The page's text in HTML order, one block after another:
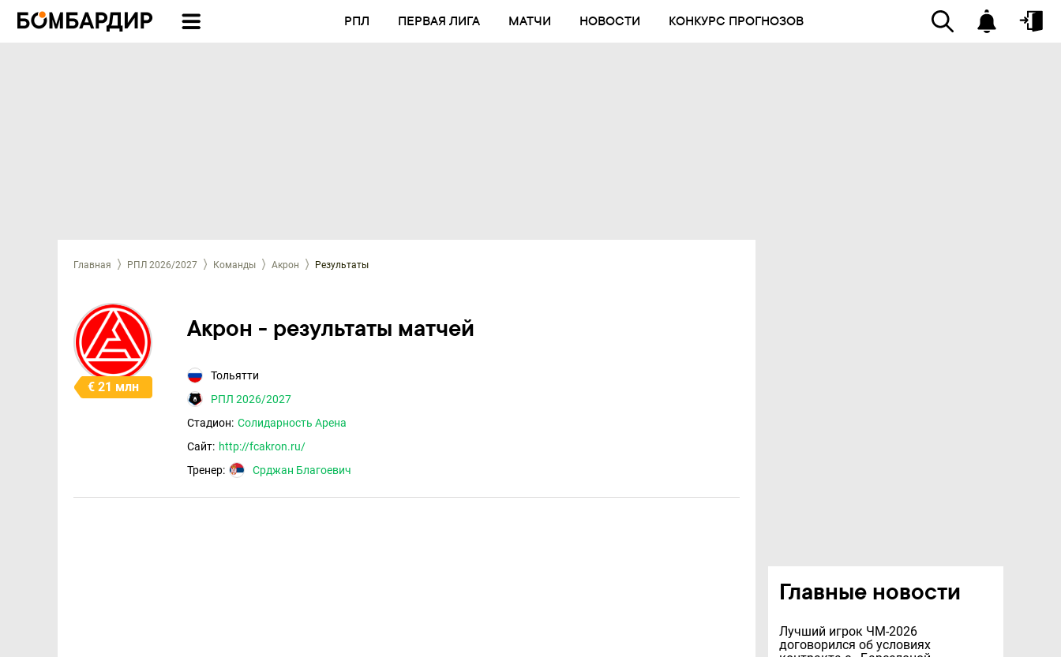
РПЛ ПЕРВАЯ ЛИГА МАТЧИ НОВОСТИ КОНКУРС ПРОГНОЗОВ
Главная РПЛ 2026/2027 Команды Акрон Результаты
€ 21 млн
Акрон - результаты матчей
Тольятти
РПЛ 2026/2027
Стадион: Солидарность Арена
Сайт: http://fcakron.ru/
Тренер:
Срджан Благоевич
Главные новости
Лучший игрок ЧМ-2026
договорился об условиях